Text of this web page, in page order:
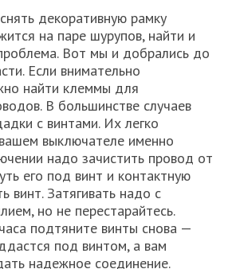
декоративную рамку
на паре шурупов, найти и
Вот мы и добрались до
Если внимательно
найти клеммы для
В большинстве случаев
с винтами. Их легко
выключателе именно
надо зачистить провод от
его под винт и контактную
винт. Затягивать надо с
но не перестарайтесь.
подтяните винты снова —
под винтом, а вам
надежное соединение.